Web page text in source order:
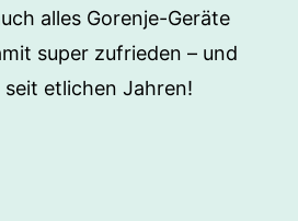
alles Gorenje-Geräte
super zufrieden – und
seit etlichen Jahren!